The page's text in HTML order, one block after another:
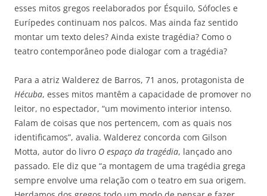
esses mitos gregos reelaborados por Ésquilo, Sófocles e
Eurípedes continuam nos palcos. Mas ainda faz sentido
montar um texto deles? Ainda existe tragédia? Como o
teatro contemporâneo pode dialogar com a tragédia?
Para a atriz Walderez de Barros, 71 anos, protagonista de
Hécuba, esses mitos mantêm a capacidade de promover no
leitor, no espectador, “um movimento interior intenso.
Falam de coisas que nos pertencem, com as quais nos
identificamos”, avalia. Walderez concorda com Gilson
Motta, autor do livro O espaço da tragédia, lançado ano
passado. Ele diz que “a montagem de uma tragédia grega
sempre envolve uma relação com o teatro em sua origem.